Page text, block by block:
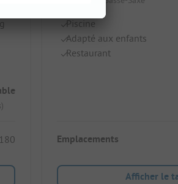
180
Piscine
Adapté aux enfants
Restaurant
Emplacements
Afficher le